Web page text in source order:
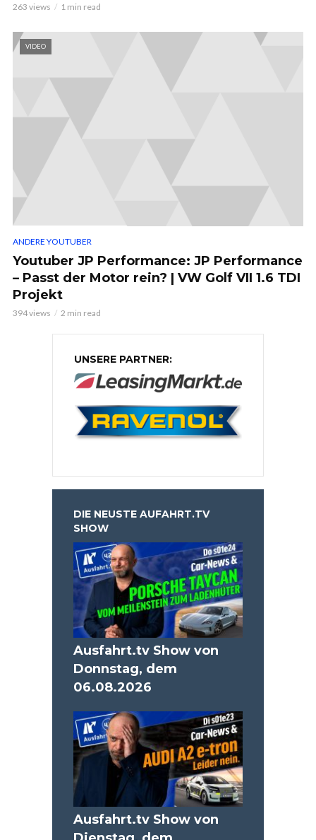
263 views 1 min read
VIDEO
ANDERE YOUTUBER
Youtuber JP Performance: JP Performance
– Passt der Motor rein? | VW Golf VII 1.6 TDI
Projekt
394 views 2 min read
UNSERE PARTNER:
DIE NEUSTE AUFAHRT.TV
SHOW
Ausfahrt.tv Show von
Donnstag, dem
06.08.2026
Ausfahrt.tv Show von